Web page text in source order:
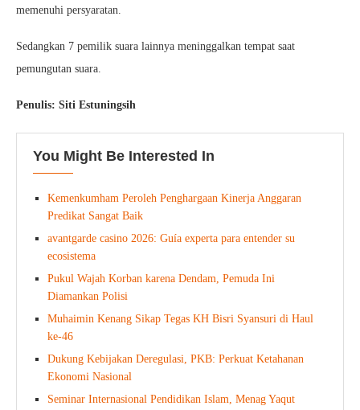
memenuhi persyaratan.
Sedangkan 7 pemilik suara lainnya meninggalkan tempat saat
pemungutan suara.
Penulis: Siti Estuningsih
You Might Be Interested In
Kemenkumham Peroleh Penghargaan Kinerja Anggaran
Predikat Sangat Baik
avantgarde casino 2026: Guía experta para entender su
ecosistema
Pukul Wajah Korban karena Dendam, Pemuda Ini
Diamankan Polisi
Muhaimin Kenang Sikap Tegas KH Bisri Syansuri di Haul
ke-46
Dukung Kebijakan Deregulasi, PKB: Perkuat Ketahanan
Ekonomi Nasional
Seminar Internasional Pendidikan Islam, Menag Yaqut